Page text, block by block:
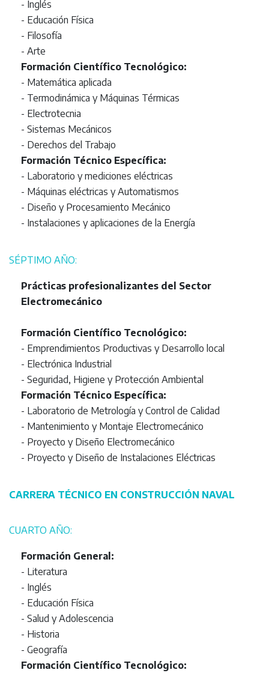
- Inglés
- Educación Física
- Filosofía
- Arte
Formación Científico Tecnológico:
- Matemática aplicada
- Termodinámica y Máquinas Térmicas
- Electrotecnia
- Sistemas Mecánicos
- Derechos del Trabajo
Formación Técnico Específica:
- Laboratorio y mediciones eléctricas
- Máquinas eléctricas y Automatismos
- Diseño y Procesamiento Mecánico
- Instalaciones y aplicaciones de la Energía
SÉPTIMO AÑO:
Prácticas profesionalizantes del Sector
Electromecánico
Formación Científico Tecnológico:
- Emprendimientos Productivas y Desarrollo local
- Electrónica Industrial
- Seguridad, Higiene y Protección Ambiental
Formación Técnico Específica:
- Laboratorio de Metrología y Control de Calidad
- Mantenimiento y Montaje Electromecánico
- Proyecto y Diseño Electromecánico
- Proyecto y Diseño de Instalaciones Eléctricas
CARRERA TÉCNICO EN CONSTRUCCIÓN NAVAL
CUARTO AÑO:
Formación General:
- Literatura
- Inglés
- Educación Física
- Salud y Adolescencia
- Historia
- Geografía
Formación Científico Tecnológico: